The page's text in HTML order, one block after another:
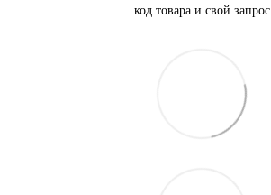
код товара и свой запрос